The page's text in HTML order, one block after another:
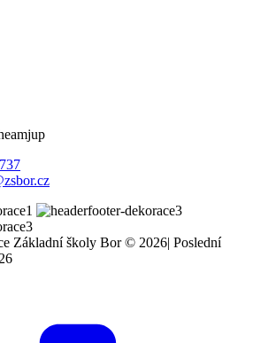
Základní školy Bor © 2026| Poslední